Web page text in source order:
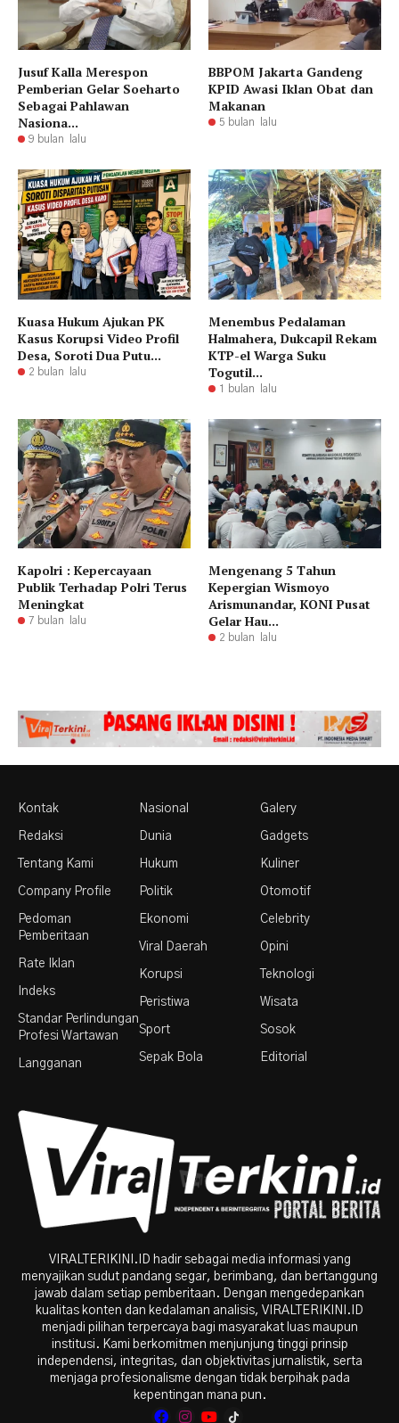
Jusuf Kalla Merespon
Pemberian Gelar Soeharto
Sebagai Pahlawan
Nasiona...
9 bulan lalu
BBPOM Jakarta Gandeng
KPID Awasi Iklan Obat dan
Makanan
5 bulan lalu
Kuasa Hukum Ajukan PK
Kasus Korupsi Video Profil
Desa, Soroti Dua Putu...
2 bulan lalu
Menembus Pedalaman
Halmahera, Dukcapil Rekam
KTP-el Warga Suku
Togutil...
1 bulan lalu
Kapolri : Kepercayaan
Publik Terhadap Polri Terus
Meningkat
7 bulan lalu
Mengenang 5 Tahun
Kepergian Wismoyo
Arismunandar, KONI Pusat
Gelar Hau...
2 bulan lalu
Kontak
Redaksi
Tentang Kami
Company Profile
Pedoman
Pemberitaan
Rate Iklan
Indeks
Standar Perlindungan
Profesi Wartawan
Langganan
Nasional
Dunia
Hukum
Politik
Ekonomi
Viral Daerah
Korupsi
Peristiwa
Sport
Sepak Bola
Galery
Gadgets
Kuliner
Otomotif
Celebrity
Opini
Teknologi
Wisata
Sosok
Editorial
VIRALTERIKINI.ID hadir sebagai media informasi yang
menyajikan sudut pandang segar, berimbang, dan bertanggung
jawab dalam setiap pemberitaan. Dengan mengedepankan
kualitas konten dan kedalaman analisis, VIRALTERIKINI.ID
menjadi pilihan terpercaya bagi masyarakat luas maupun
institusi. Kami berkomitmen menjunjung tinggi prinsip
independensi, integritas, dan objektivitas jurnalistik, serta
menjaga profesionalisme dengan tidak berpihak pada
kepentingan mana pun.